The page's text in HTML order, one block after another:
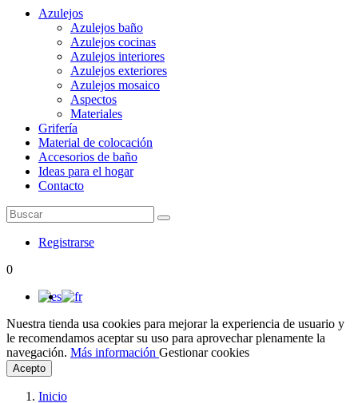
Azulejos
Azulejos baño
Azulejos cocinas
Azulejos interiores
Azulejos exteriores
Azulejos mosaico
Aspectos
Materiales
Grifería
Material de colocación
Accesorios de baño
Ideas para el hogar
Contacto
Registrarse
0
Nuestra tienda usa cookies para mejorar la experiencia de usuario y
le recomendamos aceptar su uso para aprovechar plenamente la
navegación. Más información Gestionar cookies
Acepto
Inicio